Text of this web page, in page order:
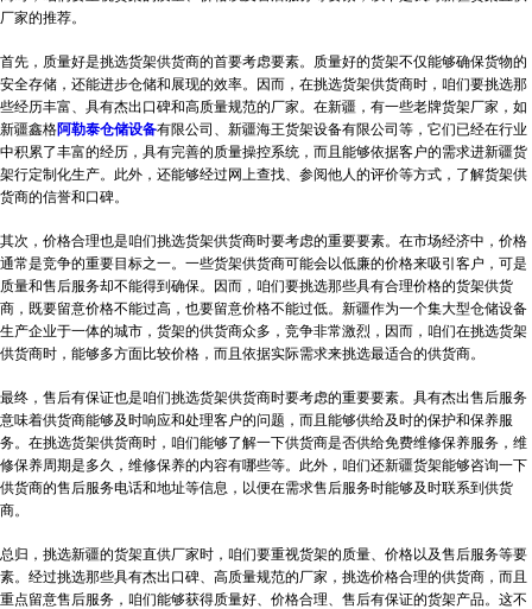
厂家的推荐。
首先，质量好是挑选货架供货商的首要考虑要素。质量好的货架不仅能够确保货物的
安全存储，还能进步仓储和展现的效率。因而，在挑选货架供货商时，咱们要挑选那
些经历丰富、具有杰出口碑和高质量规范的厂家。在新疆，有一些老牌货架厂家，如
新疆鑫格阿勒泰仓储设备有限公司、新疆海王货架设备有限公司等，它们已经在行业
中积累了丰富的经历，具有完善的质量操控系统，而且能够依据客户的需求进新疆货
架行定制化生产。此外，还能够经过网上查找、参阅他人的评价等方式，了解货架供
货商的信誉和口碑。
其次，价格合理也是咱们挑选货架供货商时要考虑的重要要素。在市场经济中，价格
通常是竞争的重要目标之一。一些货架供货商可能会以低廉的价格来吸引客户，可是
质量和售后服务却不能得到确保。因而，咱们要挑选那些具有合理价格的货架供货
商，既要留意价格不能过高，也要留意价格不能过低。新疆作为一个集大型仓储设备
生产企业于一体的城市，货架的供货商众多，竞争非常激烈，因而，咱们在挑选货架
供货商时，能够多方面比较价格，而且依据实际需求来挑选最适合的供货商。
最终，售后有保证也是咱们挑选货架供货商时要考虑的重要要素。具有杰出售后服务
意味着供货商能够及时响应和处理客户的问题，而且能够供给及时的保护和保养服
务。在挑选货架供货商时，咱们能够了解一下供货商是否供给免费维修保养服务，维
修保养周期是多久，维修保养的内容有哪些等。此外，咱们还新疆货架能够咨询一下
供货商的售后服务电话和地址等信息，以便在需求售后服务时能够及时联系到供货
商。
总归，挑选新疆的货架直供厂家时，咱们要重视货架的质量、价格以及售后服务等要
素。经过挑选那些具有杰出口碑、高质量规范的厂家，挑选价格合理的供货商，而且
重点留意售后服务，咱们能够获得质量好、价格合理、售后有保证的货架产品。这不